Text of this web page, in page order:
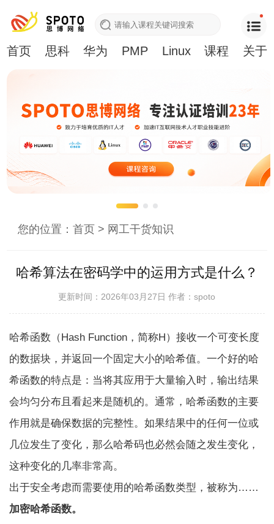
首页 思科 华为 PMP Linux 课程 关于
您的位置：首页 > 网工干货知识
哈希算法在密码学中的运用方式是什么？
更新时间：2026年03月27日作者：spoto
哈希函数（Hash Function，简称H）接收一个可变长度
的数据块，并返回一个固定大小的哈希值。一个好的哈
希函数的特点是：当将其应用于大量输入时，输出结果
会均匀分布且看起来是随机的。通常，哈希函数的主要
作用就是确保数据的完整性。如果结果中的任何一位或
几位发生了变化，那么哈希码也必然会随之发生变化，
这种变化的几率非常高。
出于安全考虑而需要使用的哈希函数类型，被称为……
加密哈希函数。